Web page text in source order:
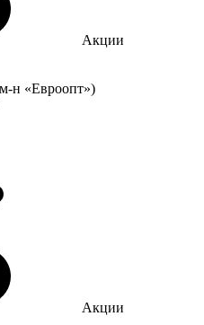
Акции
н «Евроопт»)
Акции